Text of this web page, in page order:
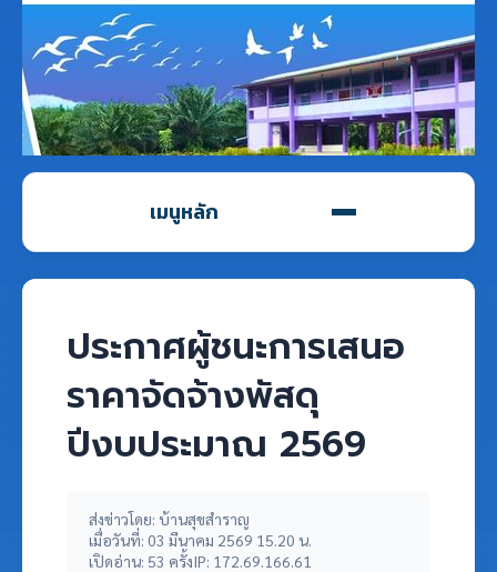
เมนูหลัก
ประกาศผู้ชนะการเสนอ
ราคาจัดจ้างพัสดุ
ปีงบประมาณ 2569
ส่งข่าวโดย: บ้านสุขสำราญ
เมื่อวันที่: 03 มีนาคม 2569 15.20 น.
เปิดอ่าน: 53 ครั้งIP: 172.69.166.61